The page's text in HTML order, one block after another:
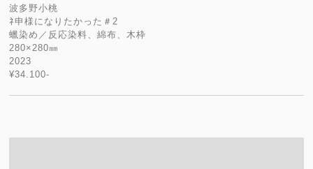
波多野小桃
ﾈ申様になりたかった＃2
蠟染め／反応染料、綿布、木枠
280×280㎜
2023
¥34.100-